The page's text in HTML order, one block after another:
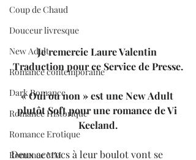
Coup de Chaud
Douceur livresque
New Adult
Romance contemporaine
Dark Romance
Romance Historique
Romance Erotique
Romance MM
Je remercie Laure Valentin
Traduction pour ce Service de Presse.
« Oui ou non » est une New Adult
plutôt Soft pour une romance de Vi
Keeland.
Deux accrocs à leur boulot vont se